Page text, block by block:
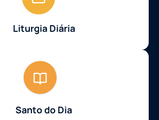
Liturgia Diária
Santo do Dia